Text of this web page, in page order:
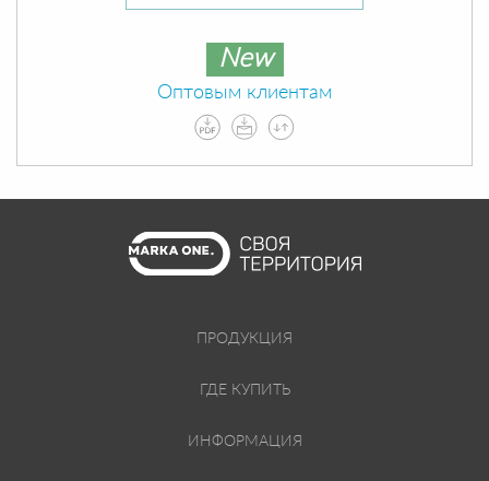
New
Оптовым клиентам
ПРОДУКЦИЯ
ГДЕ КУПИТЬ
ИНФОРМАЦИЯ